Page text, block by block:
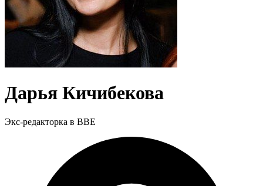
Дарья Кичибекова
Экс-редакторка в BBE